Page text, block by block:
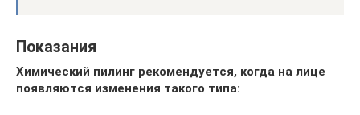
Показания
Химический пилинг рекомендуется, когда на лице
появляются изменения такого типа: